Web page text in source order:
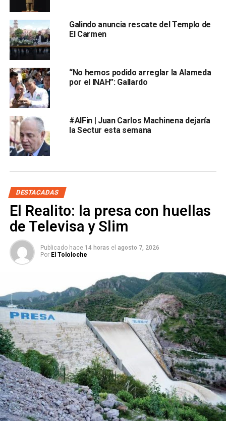
comisión de la dependencia y que esa camioneta,
con otros cuatro vehículos están en posesión del
precandidato independiente y nunca fueron devueltos
a la dependencia.
comenzaron un proceso para quese apliquen las
sanciones correspondientes.
Juan Carlos Machinena Morales sufrió un accidente
vial entre la noche del 23 de diciembre y las primeras
Galindo anuncia rescate del Templo de
El Carmen
“No hemos podido arreglar la Alameda
por el INAH”: Gallardo
#AlFin | Juan Carlos Machinena dejaría
la Sectur esta semana
DESTACADAS
El Realito: la presa con huellas
de Televisa y Slim
Publicado hace 14 horas el agosto 7, 2026
Por El Tololoche